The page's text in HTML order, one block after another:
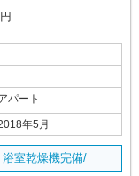
パート
年5月
室乾燥機完備/